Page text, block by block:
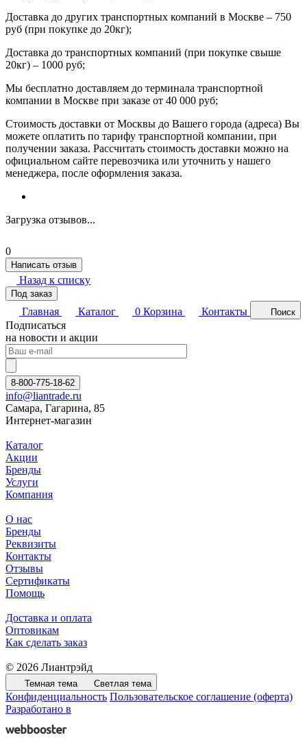
Доставка до других транспортных компаний в Москве – 750
руб (при покупке до 20кг);
Доставка до транспортных компаний (при покупке свыше
20кг) – 1000 руб;
Мы бесплатно доставляем до терминала транспортной
компании в Москве при заказе от 40 000 руб;
Стоимость доставки от Москвы до Вашего города (адреса) Вы
можете оплатить по тарифу транспортной компании, при
получении заказа. Рассчитать стоимость доставки можно на
официальном сайте перевозчика или уточнить у нашего
менеджера, после оформления заказа.
Загрузка отзывов...
0
Написать отзыв
Назад к списку
Под заказ
Главная Каталог 0 Корзина Контакты Поиск
Подписаться
на новости и акции
8-800-775-18-62
info@liantrade.ru
Самара, Гагарина, 85
Интернет-магазин
Каталог
Акции
Бренды
Услуги
Компания
О нас
Бренды
Реквизиты
Контакты
Отзывы
Сертификаты
Помощь
Доставка и оплата
Оптовикам
Как сделать заказ
© 2026 Лиантрэйд
Темная тема Светлая тема
Конфиденциальность Пользовательское соглашение (оферта)
Разработано в